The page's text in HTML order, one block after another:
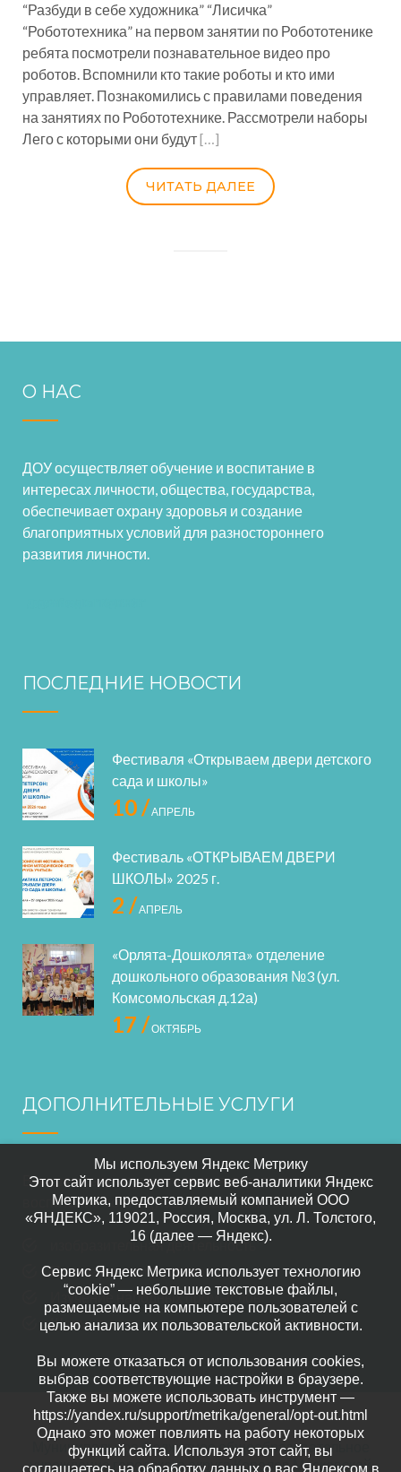
“Разбуди в себе художника” “Лисичка”
“Робототехника” на первом занятии по Робототенике
ребята посмотрели познавательное видео про
роботов. Вспомнили кто такие роботы и кто ими
управляет. Познакомились с правилами поведения
на занятиях по Робототехнике. Рассмотрели наборы
Лего с которыми они будут[…]
ЧИТАТЬ ДАЛЕЕ
О НАС
ДОУ осуществляет обучение и воспитание в
интересах личности, общества, государства,
обеспечивает охрану здоровья и создание
благоприятных условий для разностороннего
развития личности.
ПОСЛЕДНИЕ НОВОСТИ
Фестиваля «Открываем двери детского
сада и школы»
10 /АПРЕЛЬ
Фестиваль «ОТКРЫВАЕМ ДВЕРИ
ШКОЛЫ» 2025 г.
2 /АПРЕЛЬ
«Орлята-Дошколята» отделение
дошкольного образования №3 (ул.
Комсомольская д.12а)
17 /ОКТЯБРЬ
ДОПОЛНИТЕЛЬНЫЕ УСЛУГИ
В нашем саде осуществляется дополнительное
воспитание по следующим направлениям:
изобразительная деятельность
Прикладного искусство
Изучение народных промыслов
Шахматы
Муниципальное бюджетное общеобразовательное
учреждение городского округа Королев Московской
Мы используем Яндекс Метрику
Этот сайт использует сервис веб-аналитики Яндекс
Метрика, предоставляемый компанией ООО
«ЯНДЕКС», 119021, Россия, Москва, ул. Л. Толстого,
16 (далее — Яндекс).
Сервис Яндекс Метрика использует технологию
“cookie” — небольшие текстовые файлы,
размещаемые на компьютере пользователей с
целью анализа их пользовательской активности.
Вы можете отказаться от использования cookies,
выбрав соответствующие настройки в браузере.
Также вы можете использовать инструмент —
https://yandex.ru/support/metrika/general/opt-out.html
Однако это может повлиять на работу некоторых
функций сайта. Используя этот сайт, вы
соглашаетесь на обработку данных о вас Яндексом в